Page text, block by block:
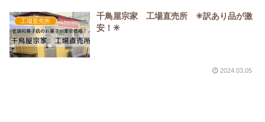
工場直売所
千鳥屋宗家 工場直売所 ✳︎訳あり品が激
安！✳︎
2024.03.05